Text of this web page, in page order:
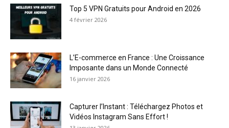
Top 5 VPN Gratuits pour Android en 2026
4 février 2026
L’E-commerce en France : Une Croissance
Imposante dans un Monde Connecté
16 janvier 2026
Capturer l’Instant : Téléchargez Photos et
Vidéos Instagram Sans Effort !